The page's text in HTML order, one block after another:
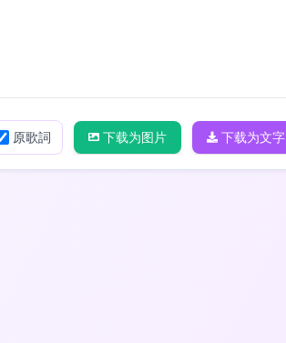
原歌詞 下载为图片 下载为文字